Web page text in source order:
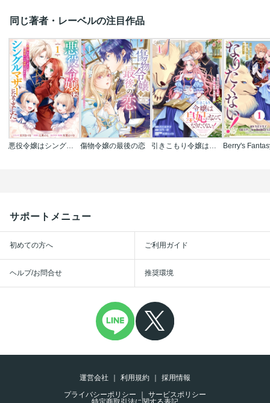
同じ著者・レーベルの注目作品
悪役令嬢はシングルマザーになりました 双子を引き取りましたが公爵様からの溺愛は想定外です 傷物令嬢の最後の恋 引きこもり令嬢は皇妃になんてなりたくない!～強面皇帝の溺愛が駄々漏れで困ります～
サポートメニュー
初めての方へ ご利用ガイド
ヘルプ/お問合せ 推奨環境
運営会社 利用規約
採用情報
プライバシーポリシー
サービスポリシー